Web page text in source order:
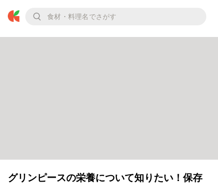
グリンピースの栄養について知りたい！保存